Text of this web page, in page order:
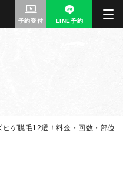
予約受付 LINE予約
ヒゲ脱毛12選！料金・回数・部位